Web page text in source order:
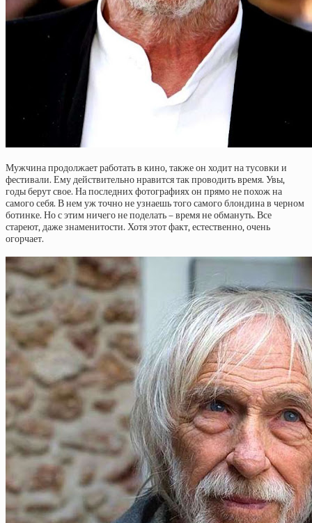
Мужчина продолжает работать в кино, также он ходит на тусовки и
фестивали. Ему действительно нравится так проводить время. Увы,
годы берут свое. На последних фотографиях он прямо не похож на
самого себя. В нем уж точно не узнаешь того самого блондина в черном
ботинке. Но с этим ничего не поделать – время не обмануть. Все
стареют, даже знаменитости. Хотя этот факт, естественно, очень
огорчает.